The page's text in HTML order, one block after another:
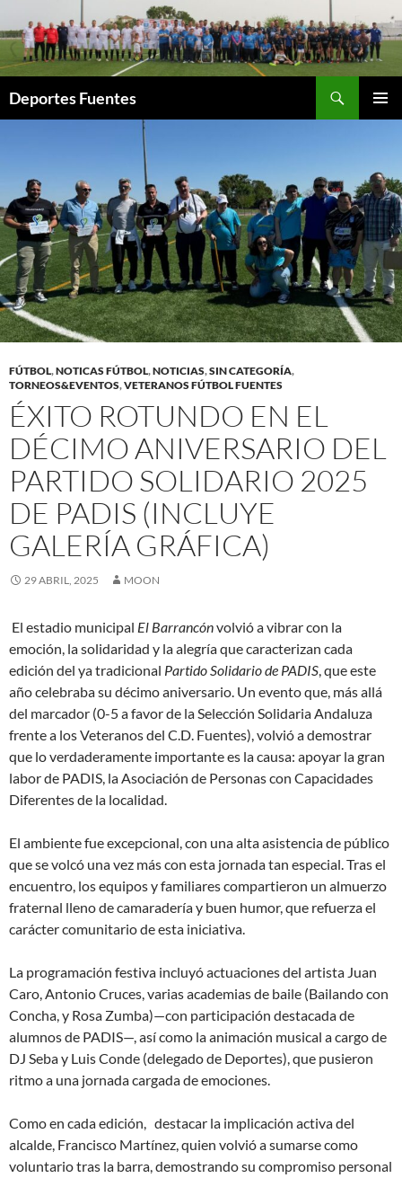
al
contenido
Deportes Fuentes
FÚTBOL,NOTICAS FÚTBOL,NOTICIAS,SIN CATEGORÍA,
TORNEOS&EVENTOS,VETERANOS FÚTBOL FUENTES
ÉXITO ROTUNDO EN EL
DÉCIMO ANIVERSARIO DEL
PARTIDO SOLIDARIO 2025
DE PADIS (INCLUYE
GALERÍA GRÁFICA)
29 ABRIL, 2025 MOON
El estadio municipal El Barrancónvolvió a vibrar con la
emoción, la solidaridad y la alegría que caracterizan cada
edición del ya tradicional Partido Solidario de PADIS, que este
año celebraba su décimo aniversario. Un evento que, más allá
del marcador (0-5 a favor de la Selección Solidaria Andaluza
frente a los Veteranos del C.D. Fuentes), volvió a demostrar
que lo verdaderamente importante es la causa: apoyar la gran
labor de PADIS, la Asociación de Personas con Capacidades
Diferentes de la localidad.
El ambiente fue excepcional, con una alta asistencia de público
que se volcó una vez más con esta jornada tan especial. Tras el
encuentro, los equipos y familiares compartieron un almuerzo
fraternal lleno de camaradería y buen humor, que refuerza el
carácter comunitario de esta iniciativa.
La programación festiva incluyó actuaciones del artista Juan
Caro, Antonio Cruces, varias academias de baile (Bailando con
Concha, y Rosa Zumba)—con participación destacada de
alumnos de PADIS—, así como la animación musical a cargo de
DJ Seba y Luis Conde (delegado de Deportes), que pusieron
ritmo a una jornada cargada de emociones.
Como en cada edición, destacar la implicación activa del
alcalde, Francisco Martínez, quien volvió a sumarse como
voluntario tras la barra, demostrando su compromiso personal